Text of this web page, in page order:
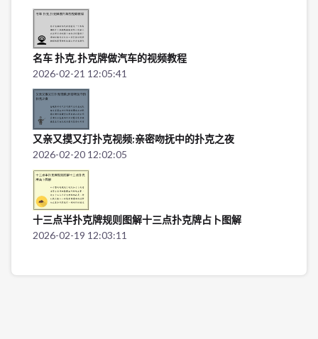
名车 扑克,扑克牌做汽车的视频教程
2026-02-21 12:05:41
又亲又摸又打扑克视频;亲密吻抚中的扑克之夜
2026-02-20 12:02:05
十三点半扑克牌规则图解十三点扑克牌占卜图解
2026-02-19 12:03:11